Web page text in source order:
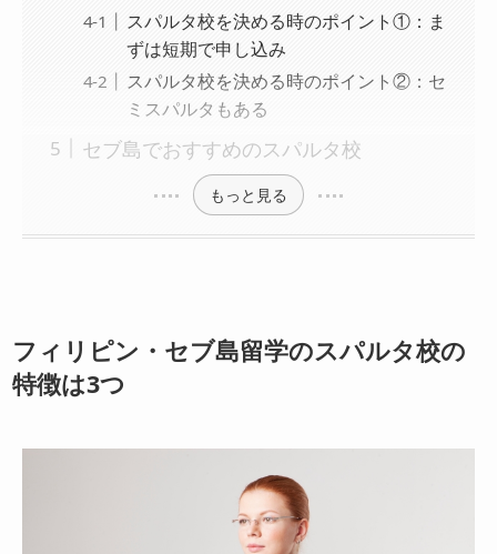
スパルタ校を決める時のポイント①：ま
ずは短期で申し込み
スパルタ校を決める時のポイント②：セ
ミスパルタもある
セブ島でおすすめのスパルタ校
もっと見る
フィリピン・セブ島留学のスパルタ校の
特徴は3つ